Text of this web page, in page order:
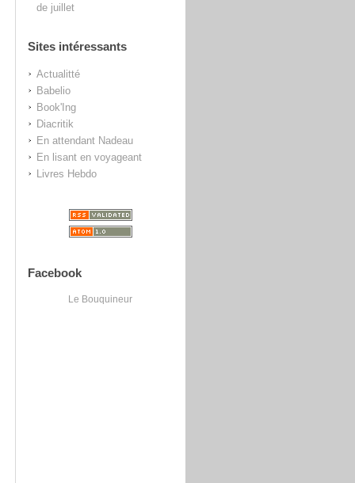
de juillet
Sites intéressants
Actualitté
Babelio
Book'Ing
Diacritik
En attendant Nadeau
En lisant en voyageant
Livres Hebdo
Facebook
Le Bouquineur